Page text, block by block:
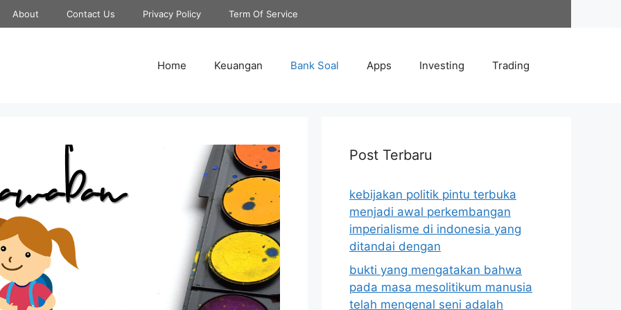
About Contact Us Privacy Policy Term Of Service
Home Keuangan Bank Soal Apps Investing Trading
Post Terbaru
kebijakan politik pintu terbuka
menjadi awal perkembangan
imperialisme di indonesia yang
ditandai dengan
bukti yang mengatakan bahwa
pada masa mesolitikum manusia
telah mengenal seni adalah